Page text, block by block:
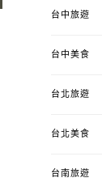
錯
ON
台中旅遊
台中美食
台北旅遊
台北美食
台南旅遊